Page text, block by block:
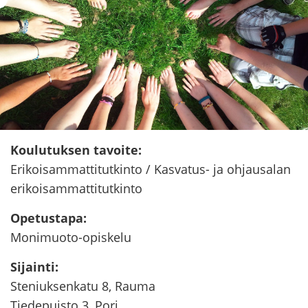
Kou­lu­tuk­sen ta­voi­te:
Eri­koi­sam­mat­ti­tut­kin­to / Kasvatus-​ ja oh­jausa­lan
eri­koi­sam­mat­ti­tut­kin­to
Ope­tus­ta­pa:
Monimuoto-​opiskelu
Si­jain­ti:
Ste­niuk­sen­ka­tu 8, Rauma